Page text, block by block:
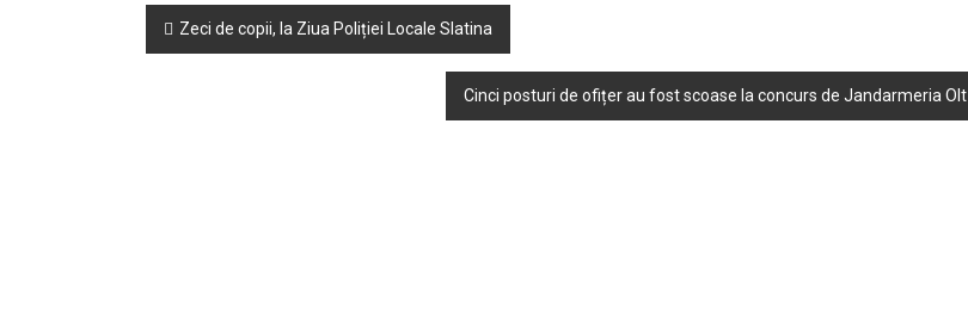
Post
navigation
Zeci de copii, la Ziua Poliției Locale Slatina
Cinci posturi de ofițer au fost scoase la concurs de Jandarmeria Olt